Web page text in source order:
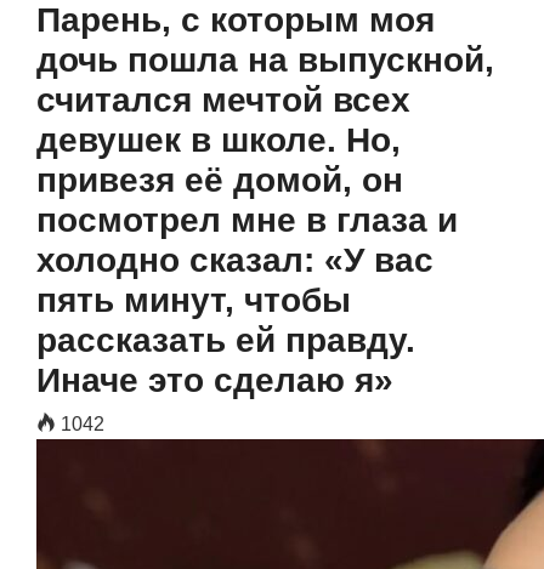
Парень, с которым моя
дочь пошла на выпускной,
считался мечтой всех
девушек в школе. Но,
привезя её домой, он
посмотрел мне в глаза и
холодно сказал: «У вас
пять минут, чтобы
рассказать ей правду.
Иначе это сделаю я»
1042